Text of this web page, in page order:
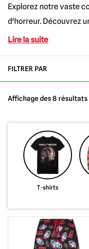
Explorez notre vaste
d'horreur. Découvrez
Lire la suite
FILTRER PAR
Affichage des 8 résultats
T-shirts